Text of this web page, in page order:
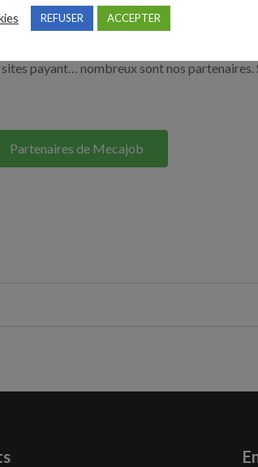
Nos solutions entreprises
payant… nombreux sont nos partenaires.
Partenaires de Mecajob
REFUSER ACCEPTER